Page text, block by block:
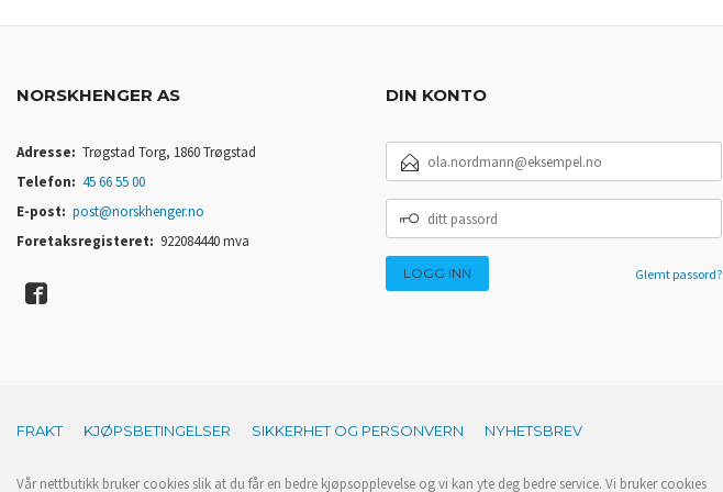
NORSKHENGER AS
Adresse: Trøgstad Torg, 1860 Trøgstad
Telefon: 45 66 55 00
E-post: post@norskhenger.no
Foretaksregisteret: 922084440 mva
DIN KONTO
POSTADRESSE
PASSORD
Glemt passord?
FRAKT KJØPSBETINGELSER SIKKERHET OG PERSONVERN NYHETSBREV
Vår nettbutikk bruker cookies slik at du får en bedre kjøpsopplevelse og vi kan yte deg bedre service. Vi bruker cookies